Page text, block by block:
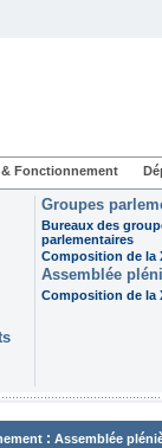
Fonctionnement
Groupes
Bureaux des
parlementaires
Composition de la
Assemblée
Composition de la
: Assemblée